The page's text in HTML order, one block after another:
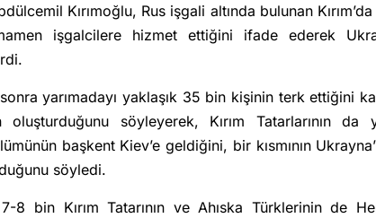
Kırımoğlu, Rus işgali altında bulunan
işgalcilere hizmet ettiğini ifade ederek
sonra yarımadayı yaklaşık 35 bin kişinin terk ettiğini
oluşturduğunu söyleyerek, Kırım Tatarlarının da
başkent Kiev’e geldiğini, bir kısmının
söyledi.
8 bin Kırım Tatarının ve Ahıska Türklerinin de